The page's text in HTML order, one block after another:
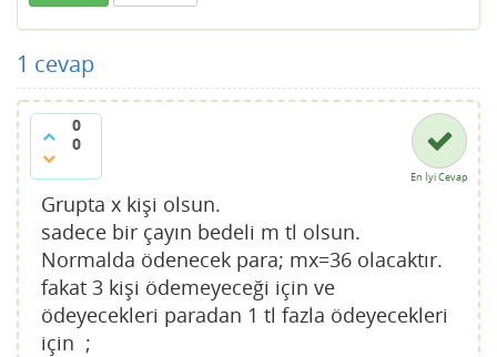
1 cevap
0
0
En İyi Cevap
Grupta x kişi olsun.
sadece bir çayın bedeli m tl olsun.
Normalda ödenecek para; mx=36 olacaktır.
fakat 3 kişi ödemeyeceği için ve
ödeyecekleri paradan 1 tl fazla ödeyecekleri
için ;